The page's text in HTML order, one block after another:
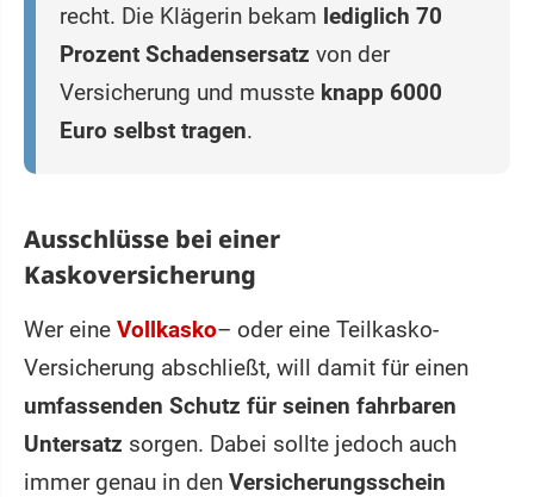
recht. Die Klägerin bekam lediglich 70
Prozent Schadensersatz von der
Versicherung und musste knapp 6000
Euro selbst tragen.
Ausschlüsse bei einer
Kaskoversicherung
Wer eine Vollkasko– oder eine Teilkasko-
Versicherung abschließt, will damit für einen
umfassenden Schutz für seinen fahrbaren
Untersatz sorgen. Dabei sollte jedoch auch
immer genau in den Versicherungsschein